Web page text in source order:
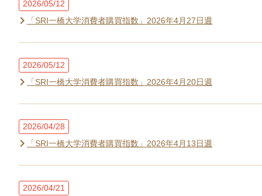
2026/05/12
「SRI一橋大学消費者購買指数」2026年4月27日週
2026/05/12
「SRI一橋大学消費者購買指数」2026年4月20日週
2026/04/28
「SRI一橋大学消費者購買指数」2026年4月13日週
2026/04/21